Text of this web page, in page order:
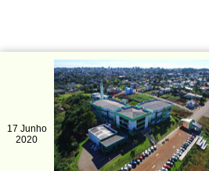
17 Junho
2020